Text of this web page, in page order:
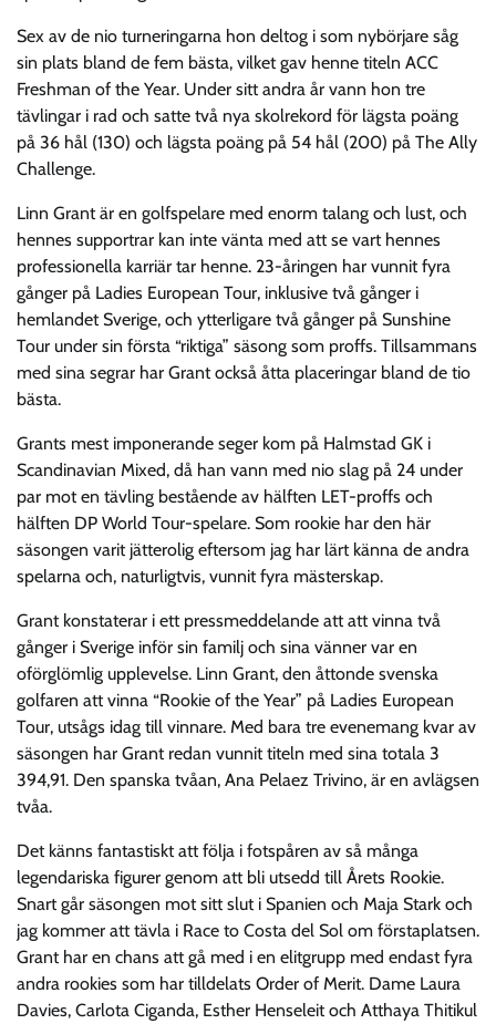
Sex av de nio turneringarna hon deltog i som nybörjare såg
sin plats bland de fem bästa, vilket gav henne titeln ACC
Freshman of the Year. Under sitt andra år vann hon tre
tävlingar i rad och satte två nya skolrekord för lägsta poäng
på 36 hål (130) och lägsta poäng på 54 hål (200) på The Ally
Challenge.
Linn Grant är en golfspelare med enorm talang och lust, och
hennes supportrar kan inte vänta med att se vart hennes
professionella karriär tar henne. 23-åringen har vunnit fyra
gånger på Ladies European Tour, inklusive två gånger i
hemlandet Sverige, och ytterligare två gånger på Sunshine
Tour under sin första “riktiga” säsong som proffs. Tillsammans
med sina segrar har Grant också åtta placeringar bland de tio
bästa.
Grants mest imponerande seger kom på Halmstad GK i
Scandinavian Mixed, då han vann med nio slag på 24 under
par mot en tävling bestående av hälften LET-proffs och
hälften DP World Tour-spelare. Som rookie har den här
säsongen varit jätterolig eftersom jag har lärt känna de andra
spelarna och, naturligtvis, vunnit fyra mästerskap.
Grant konstaterar i ett pressmeddelande att att vinna två
gånger i Sverige inför sin familj och sina vänner var en
oförglömlig upplevelse. Linn Grant, den åttonde svenska
golfaren att vinna “Rookie of the Year” på Ladies European
Tour, utsågs idag till vinnare. Med bara tre evenemang kvar av
säsongen har Grant redan vunnit titeln med sina totala 3
394,91. Den spanska tvåan, Ana Pelaez Trivino, är en avlägsen
tvåa.
Det känns fantastiskt att följa i fotspåren av så många
legendariska figurer genom att bli utsedd till Årets Rookie.
Snart går säsongen mot sitt slut i Spanien och Maja Stark och
jag kommer att tävla i Race to Costa del Sol om förstaplatsen.
Grant har en chans att gå med i en elitgrupp med endast fyra
andra rookies som har tilldelats Order of Merit. Dame Laura
Davies, Carlota Ciganda, Esther Henseleit och Atthaya Thitikul